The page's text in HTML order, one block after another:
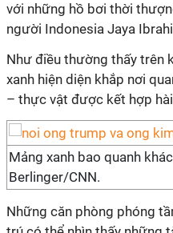
với những hồ bơi thời
người Indonesia Jaya
Như điều thường thấy trên
xanh hiện diện khắp nơi
– thực vật được kết hợp
Mảng xanh bao quanh
Berlinger/CNN.
Những căn phòng phóng